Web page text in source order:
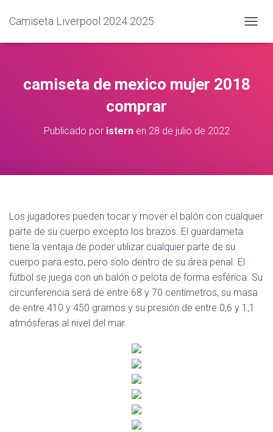
Camiseta Liverpool 2024 2025
A
E
Ó
camiseta de mexico mujer 2018
comprar
Publicado por isternen 28 de julio de 2022
Los jugadores pueden tocar y mover el balón con cualquier
parte de su cuerpo excepto los brazos. El guardameta
tiene la ventaja de poder utilizar cualquier parte de su
cuerpo para esto, pero solo dentro de su área penal. El
fútbol se juega con un balón o pelota de forma esférica. Su
circunferencia será de entre 68 y 70 centímetros, su masa
de entre 410 y 450 gramos y su presión de entre 0,6 y 1,1
atmósferas al nivel del mar.